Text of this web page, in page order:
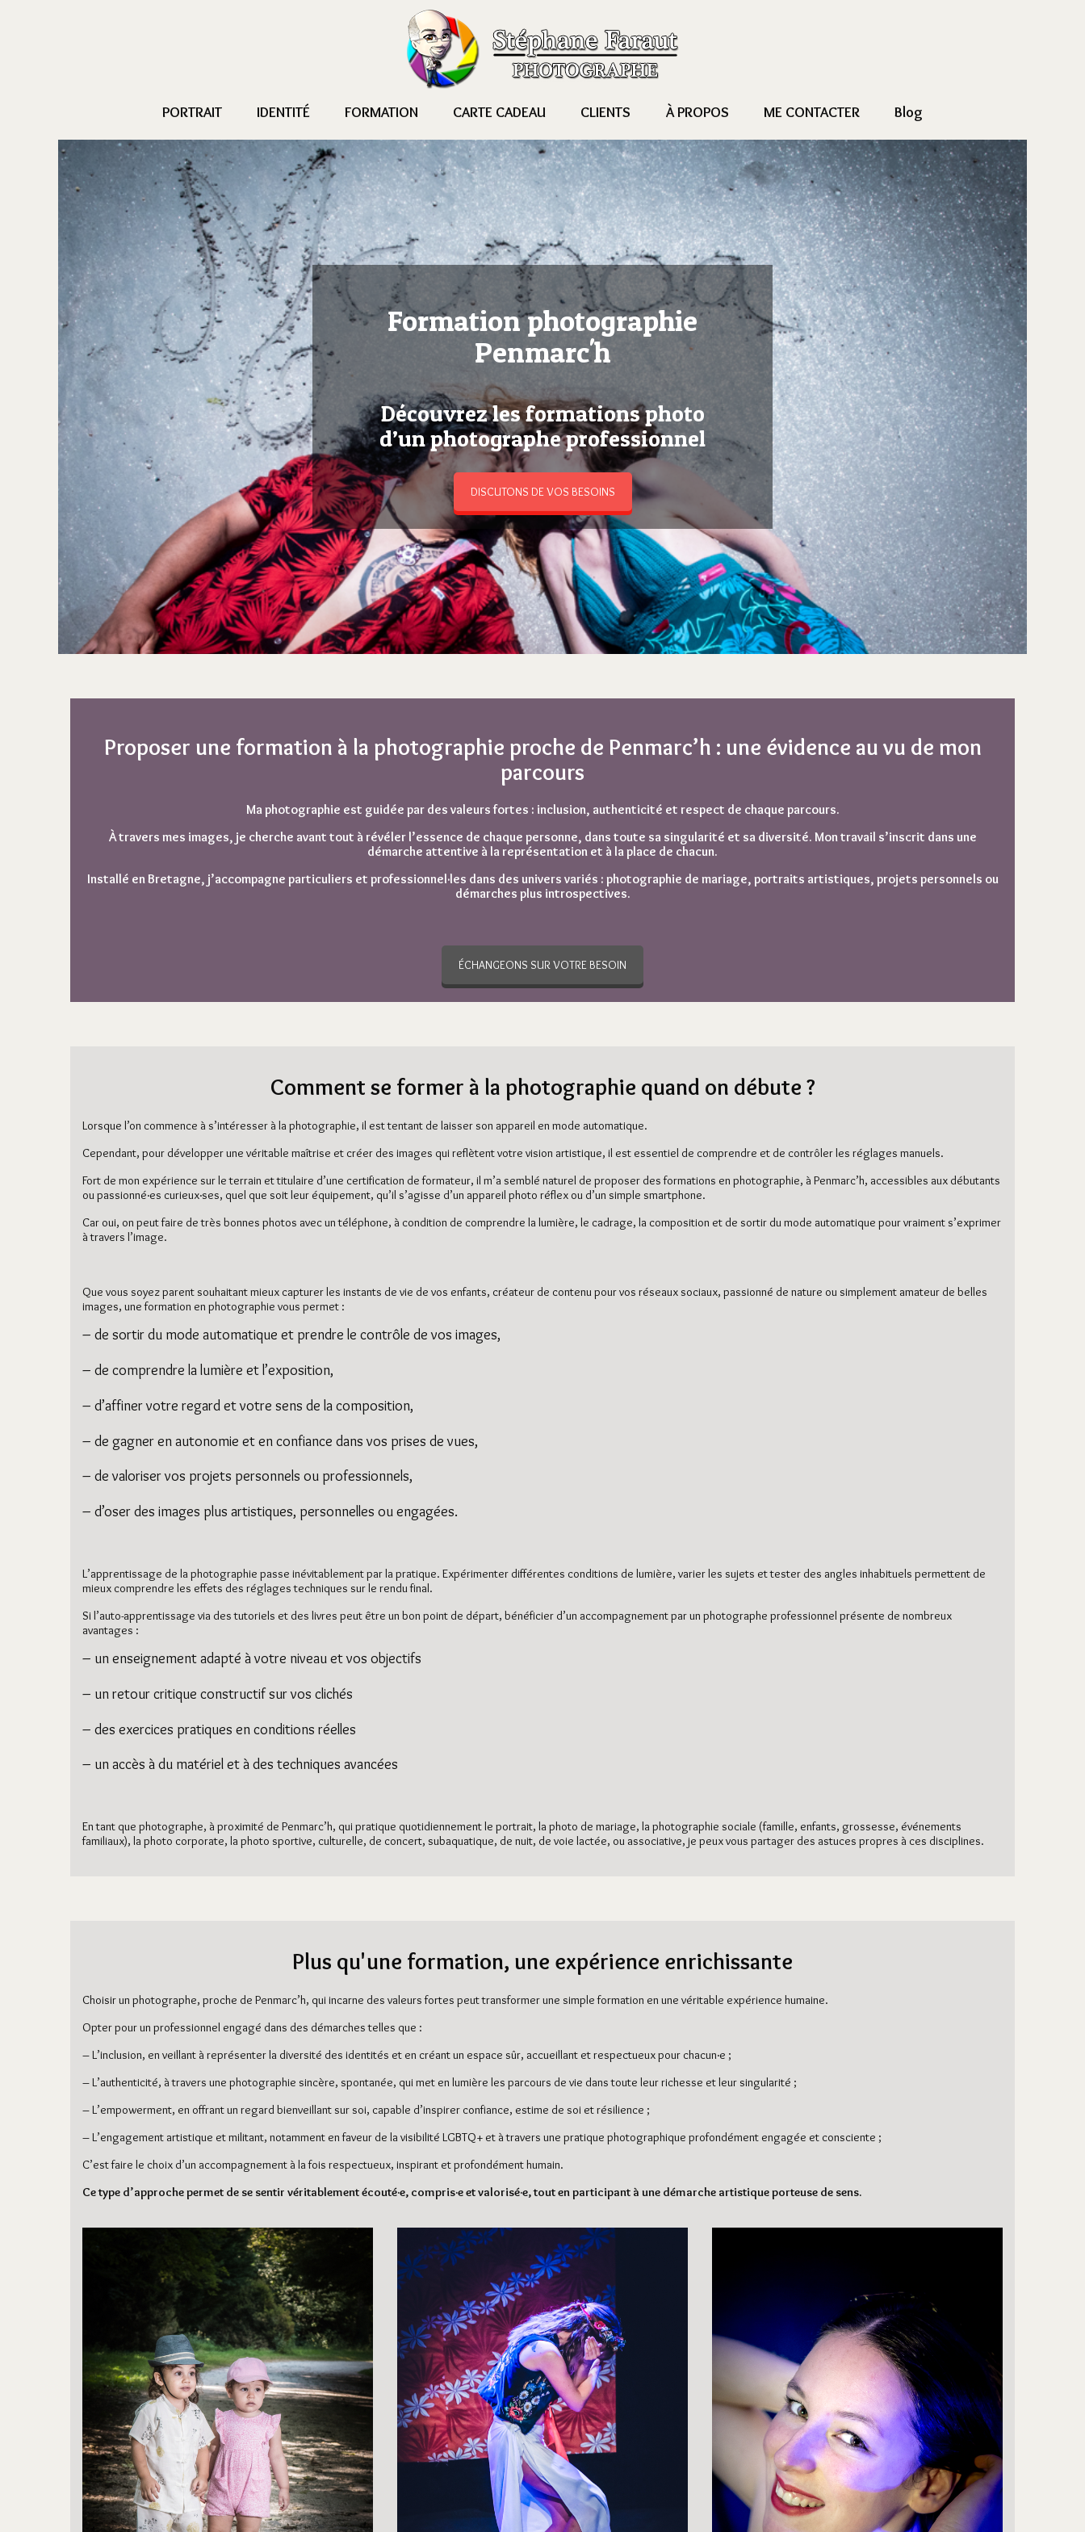
PORTRAIT IDENTITÉ FORMATION CARTE CADEAU CLIENTS À PROPOS ME CONTACTER Blog
Formation photographie
Penmarc'h
Découvrez les formations photo
d’un photographe professionnel
DISCUTONS DE VOS BESOINS
Proposer une formation à la photographie proche de Penmarc’h : une évidence au vu de mon
parcours
Ma photographie est guidée par des valeurs fortes : inclusion, authenticité et respect de chaque parcours.
À travers mes images, je cherche avant tout à révéler l’essence de chaque personne, dans toute sa singularité et sa diversité. Mon travail s’inscrit dans une
démarche attentive à la représentation et à la place de chacun.
Installé en Bretagne, j’accompagne particuliers et professionnel·les dans des univers variés : photographie de mariage, portraits artistiques, projets personnels ou
démarches plus introspectives.
ÉCHANGEONS SUR VOTRE BESOIN
Comment se former à la photographie quand on débute ?
Lorsque l’on commence à s’intéresser à la photographie, il est tentant de laisser son appareil en mode automatique.
Cependant, pour développer une véritable maîtrise et créer des images qui reflètent votre vision artistique, il est essentiel de comprendre et de contrôler les réglages manuels.
Fort de mon expérience sur le terrain et titulaire d’une certification de formateur, il m’a semblé naturel de proposer des formations en photographie, à Penmarc’h, accessibles aux débutants
ou passionné·es curieux·ses, quel que soit leur équipement, qu’il s’agisse d’un appareil photo réflex ou d’un simple smartphone.
Car oui, on peut faire de très bonnes photos avec un téléphone, à condition de comprendre la lumière, le cadrage, la composition et de sortir du mode automatique pour vraiment s’exprimer
à travers l’image.
Que vous soyez parent souhaitant mieux capturer les instants de vie de vos enfants, créateur de contenu pour vos réseaux sociaux, passionné de nature ou simplement amateur de belles
images, une formation en photographie vous permet :
– de sortir du mode automatique et prendre le contrôle de vos images,
– de comprendre la lumière et l’exposition,
– d’affiner votre regard et votre sens de la composition,
– de gagner en autonomie et en confiance dans vos prises de vues,
– de valoriser vos projets personnels ou professionnels,
– d’oser des images plus artistiques, personnelles ou engagées.
L’apprentissage de la photographie passe inévitablement par la pratique. Expérimenter différentes conditions de lumière, varier les sujets et tester des angles inhabituels permettent de
mieux comprendre les effets des réglages techniques sur le rendu final.
Si l’auto-apprentissage via des tutoriels et des livres peut être un bon point de départ, bénéficier d’un accompagnement par un photographe professionnel présente de nombreux
avantages :
– un enseignement adapté à votre niveau et vos objectifs
– un retour critique constructif sur vos clichés
– des exercices pratiques en conditions réelles
– un accès à du matériel et à des techniques avancées
En tant que photographe, à proximité de Penmarc’h, qui pratique quotidiennement le portrait, la photo de mariage, la photographie sociale (famille, enfants, grossesse, événements
familiaux), la photo corporate, la photo sportive, culturelle, de concert, subaquatique, de nuit, de voie lactée, ou associative, je peux vous partager des astuces propres à ces disciplines.
Plus qu'une formation, une expérience enrichissante
Choisir un photographe, proche de Penmarc’h, qui incarne des valeurs fortes peut transformer une simple formation en une véritable expérience humaine.
Opter pour un professionnel engagé dans des démarches telles que :
– L’inclusion, en veillant à représenter la diversité des identités et en créant un espace sûr, accueillant et respectueux pour chacun·e ;
– L’authenticité, à travers une photographie sincère, spontanée, qui met en lumière les parcours de vie dans toute leur richesse et leur singularité ;
– L’empowerment, en offrant un regard bienveillant sur soi, capable d’inspirer confiance, estime de soi et résilience ;
– L’engagement artistique et militant, notamment en faveur de la visibilité LGBTQ+ et à travers une pratique photographique profondément engagée et consciente ;
C’est faire le choix d’un accompagnement à la fois respectueux, inspirant et profondément humain.
Ce type d’approche permet de se sentir véritablement écouté·e, compris·e et valorisé·e, tout en participant à une démarche artistique porteuse de sens.